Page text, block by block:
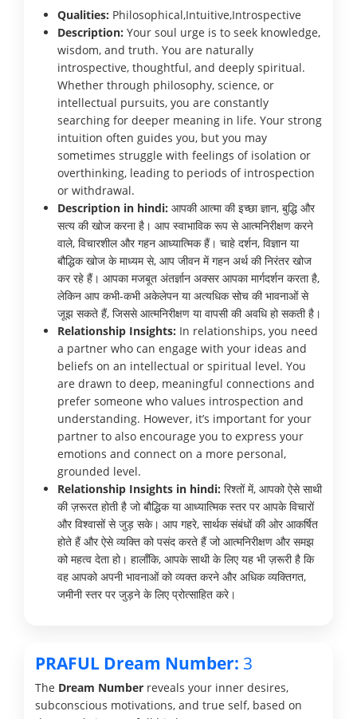
Qualities: Philosophical,Intuitive,Introspective
Description: Your soul urge is to seek knowledge,
wisdom, and truth. You are naturally
introspective, thoughtful, and deeply spiritual.
Whether through philosophy, science, or
intellectual pursuits, you are constantly
searching for deeper meaning in life. Your strong
intuition often guides you, but you may
sometimes struggle with feelings of isolation or
overthinking, leading to periods of introspection
or withdrawal.
Description in hindi: आपकी आत्मा की इच्छा ज्ञान, बुद्धि और
सत्य की खोज करना है। आप स्वाभाविक रूप से आत्मनिरीक्षण करने
वाले, विचारशील और गहन आध्यात्मिक हैं। चाहे दर्शन, विज्ञान या
बौद्धिक खोज के माध्यम से, आप जीवन में गहन अर्थ की निरंतर खोज
कर रहे हैं। आपका मजबूत अंतर्ज्ञान अक्सर आपका मार्गदर्शन करता है,
लेकिन आप कभी-कभी अकेलेपन या अत्यधिक सोच की भावनाओं से
जूझ सकते हैं, जिससे आत्मनिरीक्षण या वापसी की अवधि हो सकती है।
Relationship Insights: In relationships, you need
a partner who can engage with your ideas and
beliefs on an intellectual or spiritual level. You
are drawn to deep, meaningful connections and
prefer someone who values introspection and
understanding. However, it’s important for your
partner to also encourage you to express your
emotions and connect on a more personal,
grounded level.
Relationship Insights in hindi: रिश्तों में, आपको ऐसे साथी
की ज़रूरत होती है जो बौद्धिक या आध्यात्मिक स्तर पर आपके विचारों
और विश्वासों से जुड़ सके। आप गहरे, सार्थक संबंधों की ओर आकर्षित
होते हैं और ऐसे व्यक्ति को पसंद करते हैं जो आत्मनिरीक्षण और समझ
को महत्व देता हो। हालाँकि, आपके साथी के लिए यह भी ज़रूरी है कि
वह आपको अपनी भावनाओं को व्यक्त करने और अधिक व्यक्तिगत,
जमीनी स्तर पर जुड़ने के लिए प्रोत्साहित करे।
PRAFUL Dream Number: 3
The Dream Number reveals your inner desires,
subconscious motivations, and true self, based on